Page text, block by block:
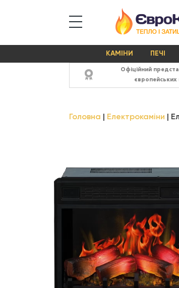
КАМІНИ ПЕЧІ
Офіційний
європейських
Головна Електрокаміни